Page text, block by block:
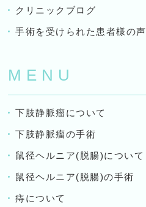
クリニックブログ
手術を受けられた患者様の声
MENU
下肢静脈瘤について
下肢静脈瘤の手術
鼠径ヘルニア(脱腸)について
鼠径ヘルニア(脱腸)の手術
痔について